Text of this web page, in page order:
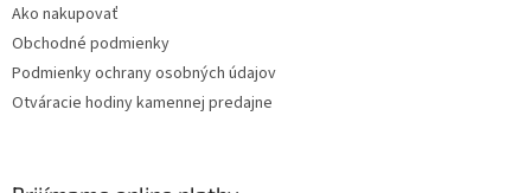
Ako nakupovať
Obchodné podmienky
Podmienky ochrany osobných údajov
Otváracie hodiny kamennej predajne